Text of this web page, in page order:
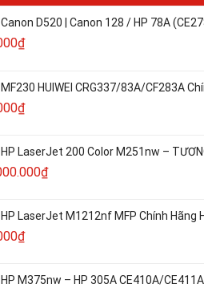
D520 | Canon 128 / HP 78A
₫
HUIWEI CRG337/83A/CF283A
₫
LaserJet 200 Color M251nw –
₫
LaserJet M1212nf MFP Chính
₫
M375nw – HP 305A CE410A/